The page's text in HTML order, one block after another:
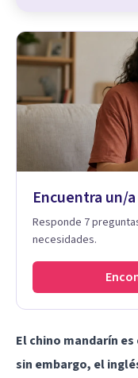
Encuentra un/
Responde 7
necesidades.
El chino mandarín
sin embargo, el